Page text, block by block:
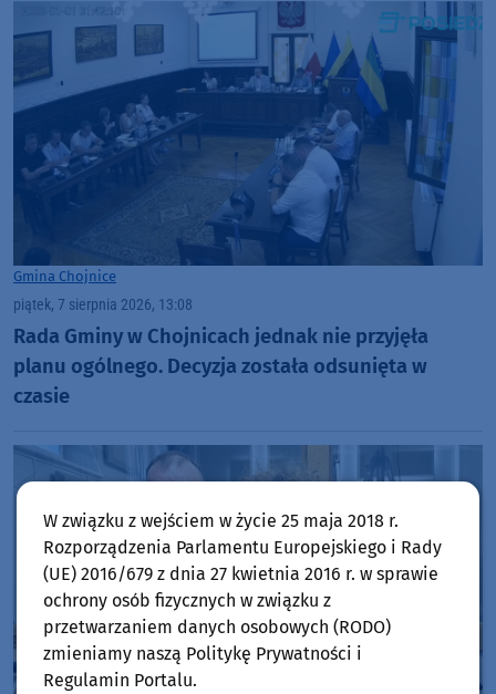
Gmina Chojnice
piątek, 7 sierpnia 2026, 13:08
Rada Gminy w Chojnicach jednak nie przyjęła
planu ogólnego. Decyzja została odsunięta w
czasie
W związku z wejściem w życie 25 maja 2018 r.
Rozporządzenia Parlamentu Europejskiego i Rady
(UE) 2016/679 z dnia 27 kwietnia 2016 r. w sprawie
ochrony osób fizycznych w związku z
przetwarzaniem danych osobowych (RODO)
zmieniamy naszą Politykę Prywatności i
Regulamin Portalu.